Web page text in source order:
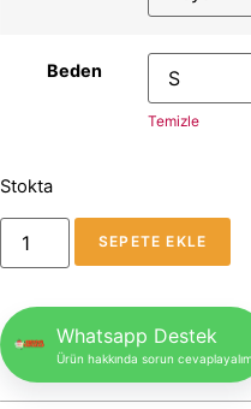
Beden
Temizle
Stokta
SEPETE EKLE
Whatsapp Destek
Ürün hakkında sorun